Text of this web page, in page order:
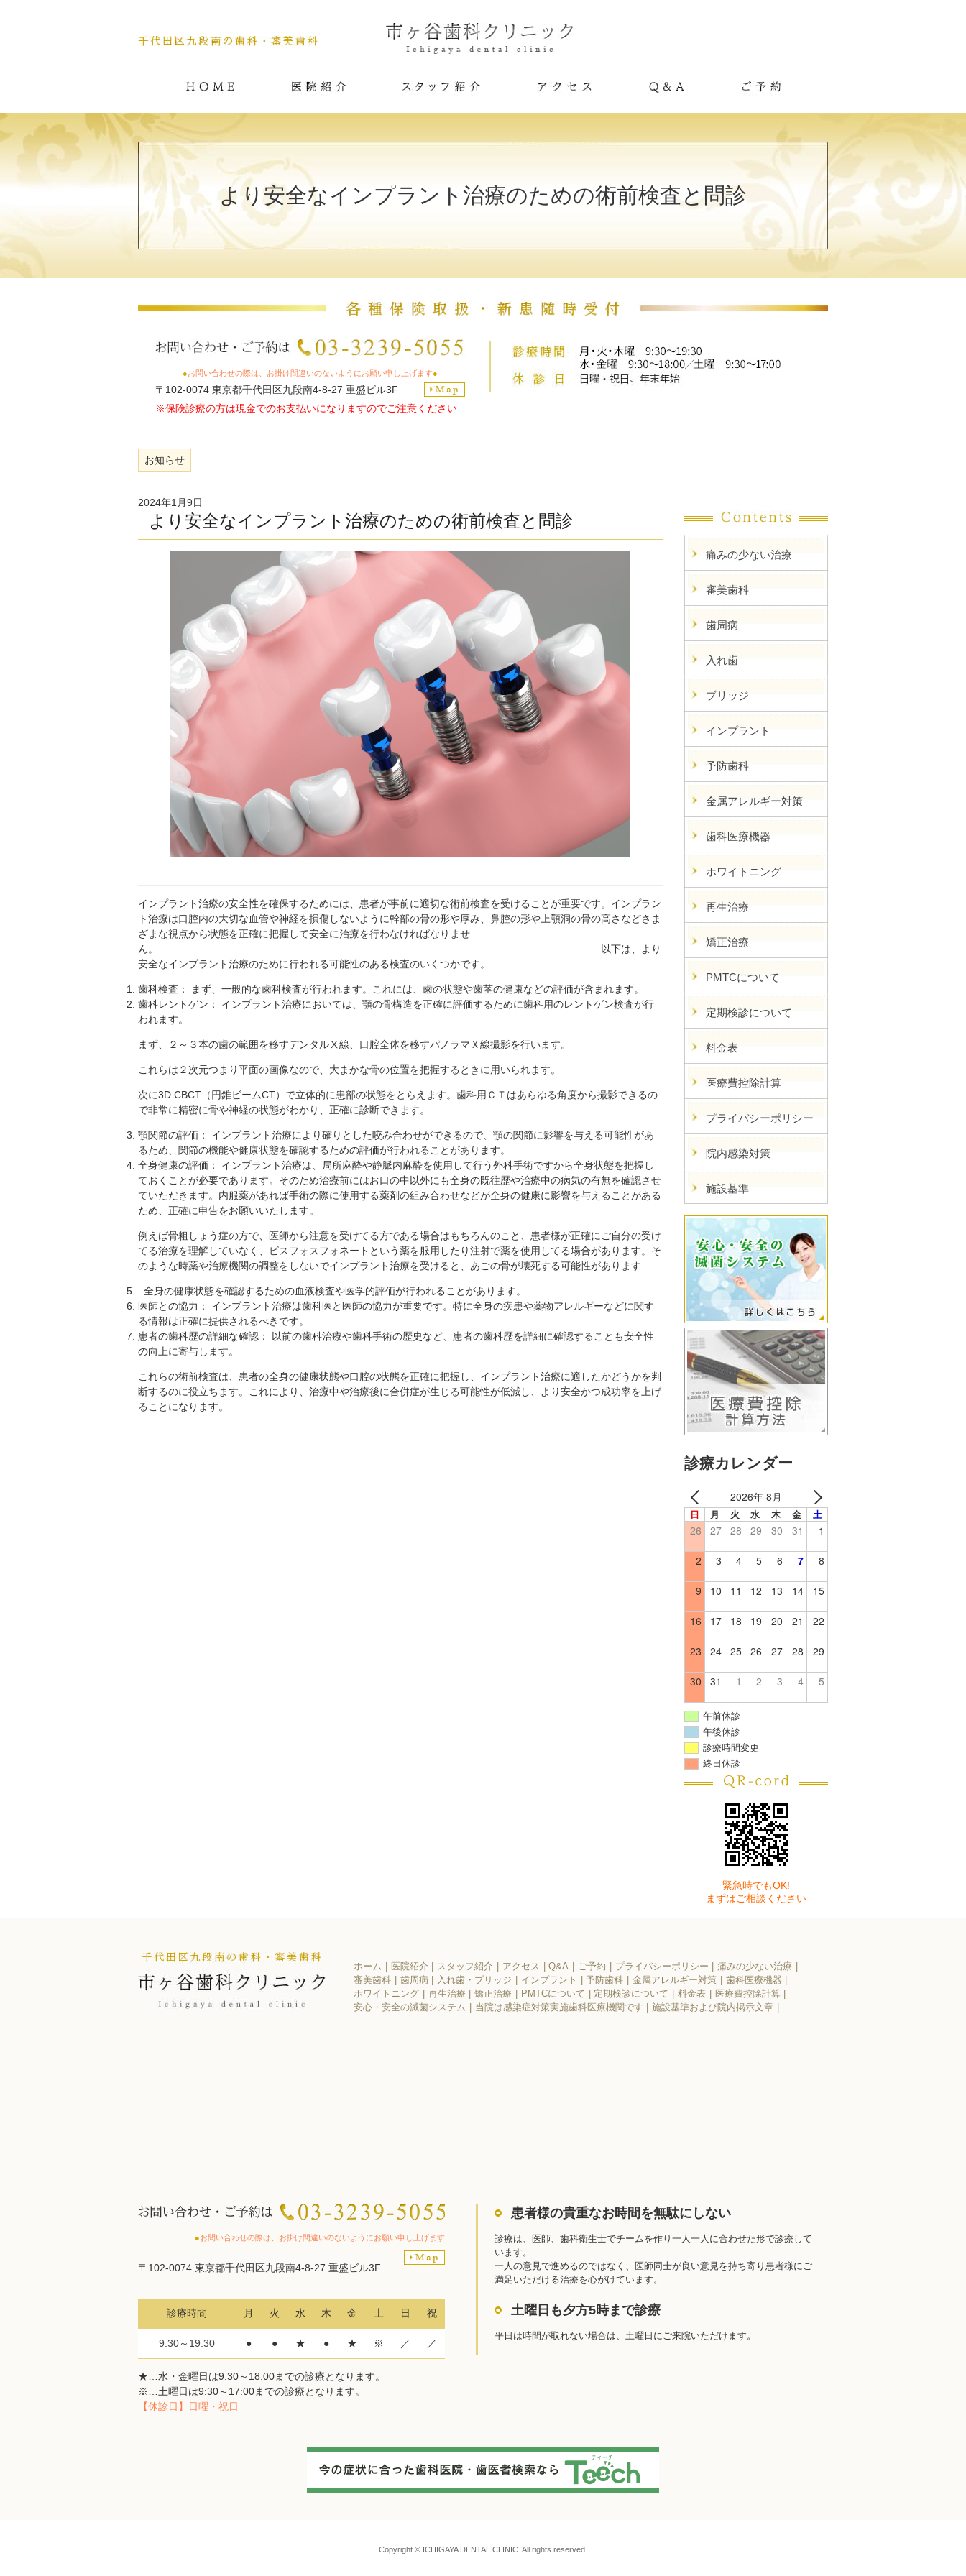
HOME 医院紹介 スタッフ紹介 アクセス Q&A ご予約
より安全なインプラント治療のための術前検査と問診
●お問い合わせの際は、お掛け間違いのないようにお願い申し上げます●
〒102-0074 東京都千代田区九段南4-8-27 重盛ビル3F
※保険診療の方は現金でのお支払いになりますのでご注意ください
お知らせ
2024年1月9日
より安全なインプラント治療のための術前検査と問診
インプラント治療の安全性を確保するためには、患者が事前に適切な術前検査を受けることが重要です。インプラン
ト治療は口腔内の大切な血管や神経を損傷しないように幹部の骨の形や厚み、鼻腔の形や上顎洞の骨の高さなどさま
ざまな視点から状態を正確に把握して安全に治療を行わなければなりませ
ん。 以下は、より
安全なインプラント治療のために行われる可能性のある検査のいくつかです。
歯科検査： まず、一般的な歯科検査が行われます。これには、歯の状態や歯茎の健康などの評価が含まれます。
歯科レントゲン： インプラント治療においては、顎の骨構造を正確に評価するために歯科用のレントゲン検査が行
われます。
まず、２～３本の歯の範囲を移すデンタルⅩ線、口腔全体を移すパノラマＸ線撮影を行います。
これらは２次元つまり平面の画像なので、大まかな骨の位置を把握するときに用いられます。
次に3D CBCT（円錐ビームCT）で立体的に患部の状態をとらえます。歯科用ＣＴはあらゆる角度から撮影できるの
で非常に精密に骨や神経の状態がわかり、正確に診断できます。
顎関節の評価： インプラント治療により確りとした咬み合わせができるので、顎の関節に影響を与える可能性があ
るため、関節の機能や健康状態を確認するための評価が行われることがあります。
全身健康の評価： インプラント治療は、局所麻酔や静脈内麻酔を使用して行う外科手術ですから全身状態を把握し
ておくことが必要であります。そのため治療前にはお口の中以外にも全身の既往歴や治療中の病気の有無を確認させ
ていただきます。内服薬があれば手術の際に使用する薬剤の組み合わせなどが全身の健康に影響を与えることがある
ため、正確に申告をお願いいたします。
例えば骨粗しょう症の方で、医師から注意を受けてる方である場合はもちろんのこと、患者様が正確にご自分の受け
てる治療を理解していなく、ビスフォスフォネートという薬を服用したり注射で薬を使用してる場合があります。そ
のような時薬や治療機関の調整をしないでインプラント治療を受けると、あごの骨が壊死する可能性があります
全身の健康状態を確認するための血液検査や医学的評価が行われることがあります。
医師との協力： インプラント治療は歯科医と医師の協力が重要です。特に全身の疾患や薬物アレルギーなどに関す
る情報は正確に提供されるべきです。
患者の歯科歴の詳細な確認： 以前の歯科治療や歯科手術の歴史など、患者の歯科歴を詳細に確認することも安全性
の向上に寄与します。
これらの術前検査は、患者の全身の健康状態や口腔の状態を正確に把握し、インプラント治療に適したかどうかを判
断するのに役立ちます。これにより、治療中や治療後に合併症が生じる可能性が低減し、より安全かつ成功率を上げ
ることになります。
痛みの少ない治療
審美歯科
歯周病
入れ歯
ブリッジ
インプラント
予防歯科
金属アレルギー対策
歯科医療機器
ホワイトニング
再生治療
矯正治療
PMTCについて
定期検診について
料金表
医療費控除計算
プライバシーポリシー
院内感染対策
施設基準
診療カレンダー
2026年 8月
日 月 火 水 木 金 土
26 27 28 29 30 31 1
2 3 4 5 6 7 8
9 10 11 12 13 14 15
16 17 18 19 20 21 22
23 24 25 26 27 28 29
30 31 1 2 3 4 5
午前休診
午後休診
診療時間変更
終日休診
緊急時でもOK!
まずはご相談ください
ホーム 医院紹介 スタッフ紹介 アクセス Q&A ご予約 プライバシーポリシー
痛みの少ない治療
審美歯科
歯周病 入れ歯・ブリッジ インプラント 予防歯科 金属アレルギー対策
歯科医療機器
ホワイトニング
再生治療 矯正治療 PMTCについて 定期検診について 料金表
医療費控除計算
安心・安全の滅菌システム
当院は感染症対策実施歯科医療機関です 施設基準および院内掲示文章
●お問い合わせの際は、お掛け間違いのないようにお願い申し上げます
〒102-0074 東京都千代田区九段南4-8-27 重盛ビル3F
診療時間 月 火 水 木 金 土 日 祝
9:30～19:30 ● ● ★ ● ★ ※ ／ ／
★…水・金曜日は9:30～18:00までの診療となります。
※…土曜日は9:30～17:00までの診療となります。
【休診日】日曜・祝日
患者様の貴重なお時間を無駄にしない
診療は、医師、歯科衛生士でチームを作り一人一人に合わせた形で診療して
います。
一人の意見で進めるのではなく、医師同士が良い意見を持ち寄り患者様にご
満足いただける治療を心がけています。
土曜日も夕方5時まで診療
平日は時間が取れない場合は、土曜日にご来院いただけます。
Copyright © ICHIGAYA DENTAL CLINIC. All rights reserved.